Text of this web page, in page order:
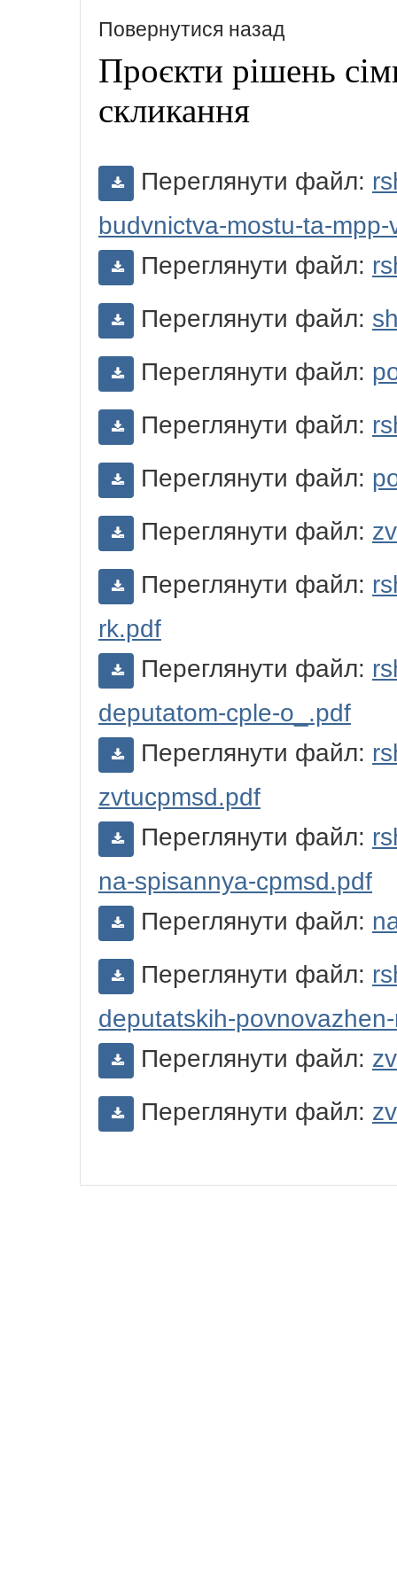
Повернутися назад
Проєкти рішень
скликання
Переглянути файл:
budvnictva-mostu-ta-mpp-
Переглянути файл:
Переглянути файл:
Переглянути файл:
Переглянути файл:
Переглянути файл:
Переглянути файл:
Переглянути файл:
rk.pdf
Переглянути файл:
deputatom-cple-o_.pdf
Переглянути файл:
zvtucpmsd.pdf
Переглянути файл:
na-spisannya-cpmsd.pdf
Переглянути файл:
Переглянути файл:
deputatskih-
Переглянути файл:
Переглянути файл: